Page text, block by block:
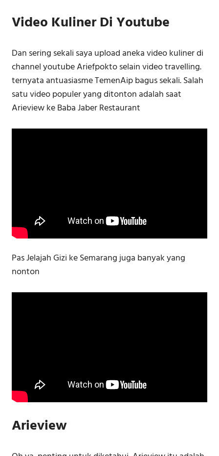
Video Kuliner Di Youtube
Dan sering sekali saya upload aneka video kuliner di
channel youtube Ariefpokto selain video travelling.
ternyata antuasiasme TemenAip bagus sekali. Salah
satu video populer yang ditonton adalah saat
Arieview ke Baba Jaber Restaurant
Pas Jelajah Gizi ke Semarang juga banyak yang
nonton
Arieview